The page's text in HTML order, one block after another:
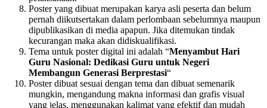
Poster yang dibuat merupakan karya asli peserta dan belum
pernah diikutsertakan dalam perlombaan sebelumnya maupun
dipublikasikan di media apapun. Jika ditemukan tindak
kecurangan maka akan didiskualifikasi.
Tema untuk poster digital ini adalah “Menyambut Hari
Guru Nasional: Dedikasi Guru untuk Negeri
Membangun Generasi Berprestasi“
Poster dibuat sesuai dengan tema dan dibuat semenarik
mungkin, mengandung makna informasi dan grafis visual
yang jelas, menggunakan kalimat yang efektif dan mudah